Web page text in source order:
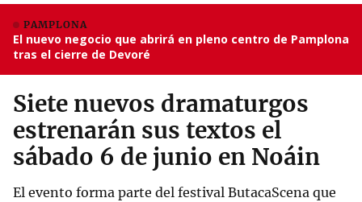
PAMPLONA
El nuevo negocio que abrirá en pleno centro de Pamplona
tras el cierre de Devoré
Siete nuevos dramaturgos
estrenarán sus textos el
sábado 6 de junio en Noáin
El evento forma parte del festival ButacaScena que